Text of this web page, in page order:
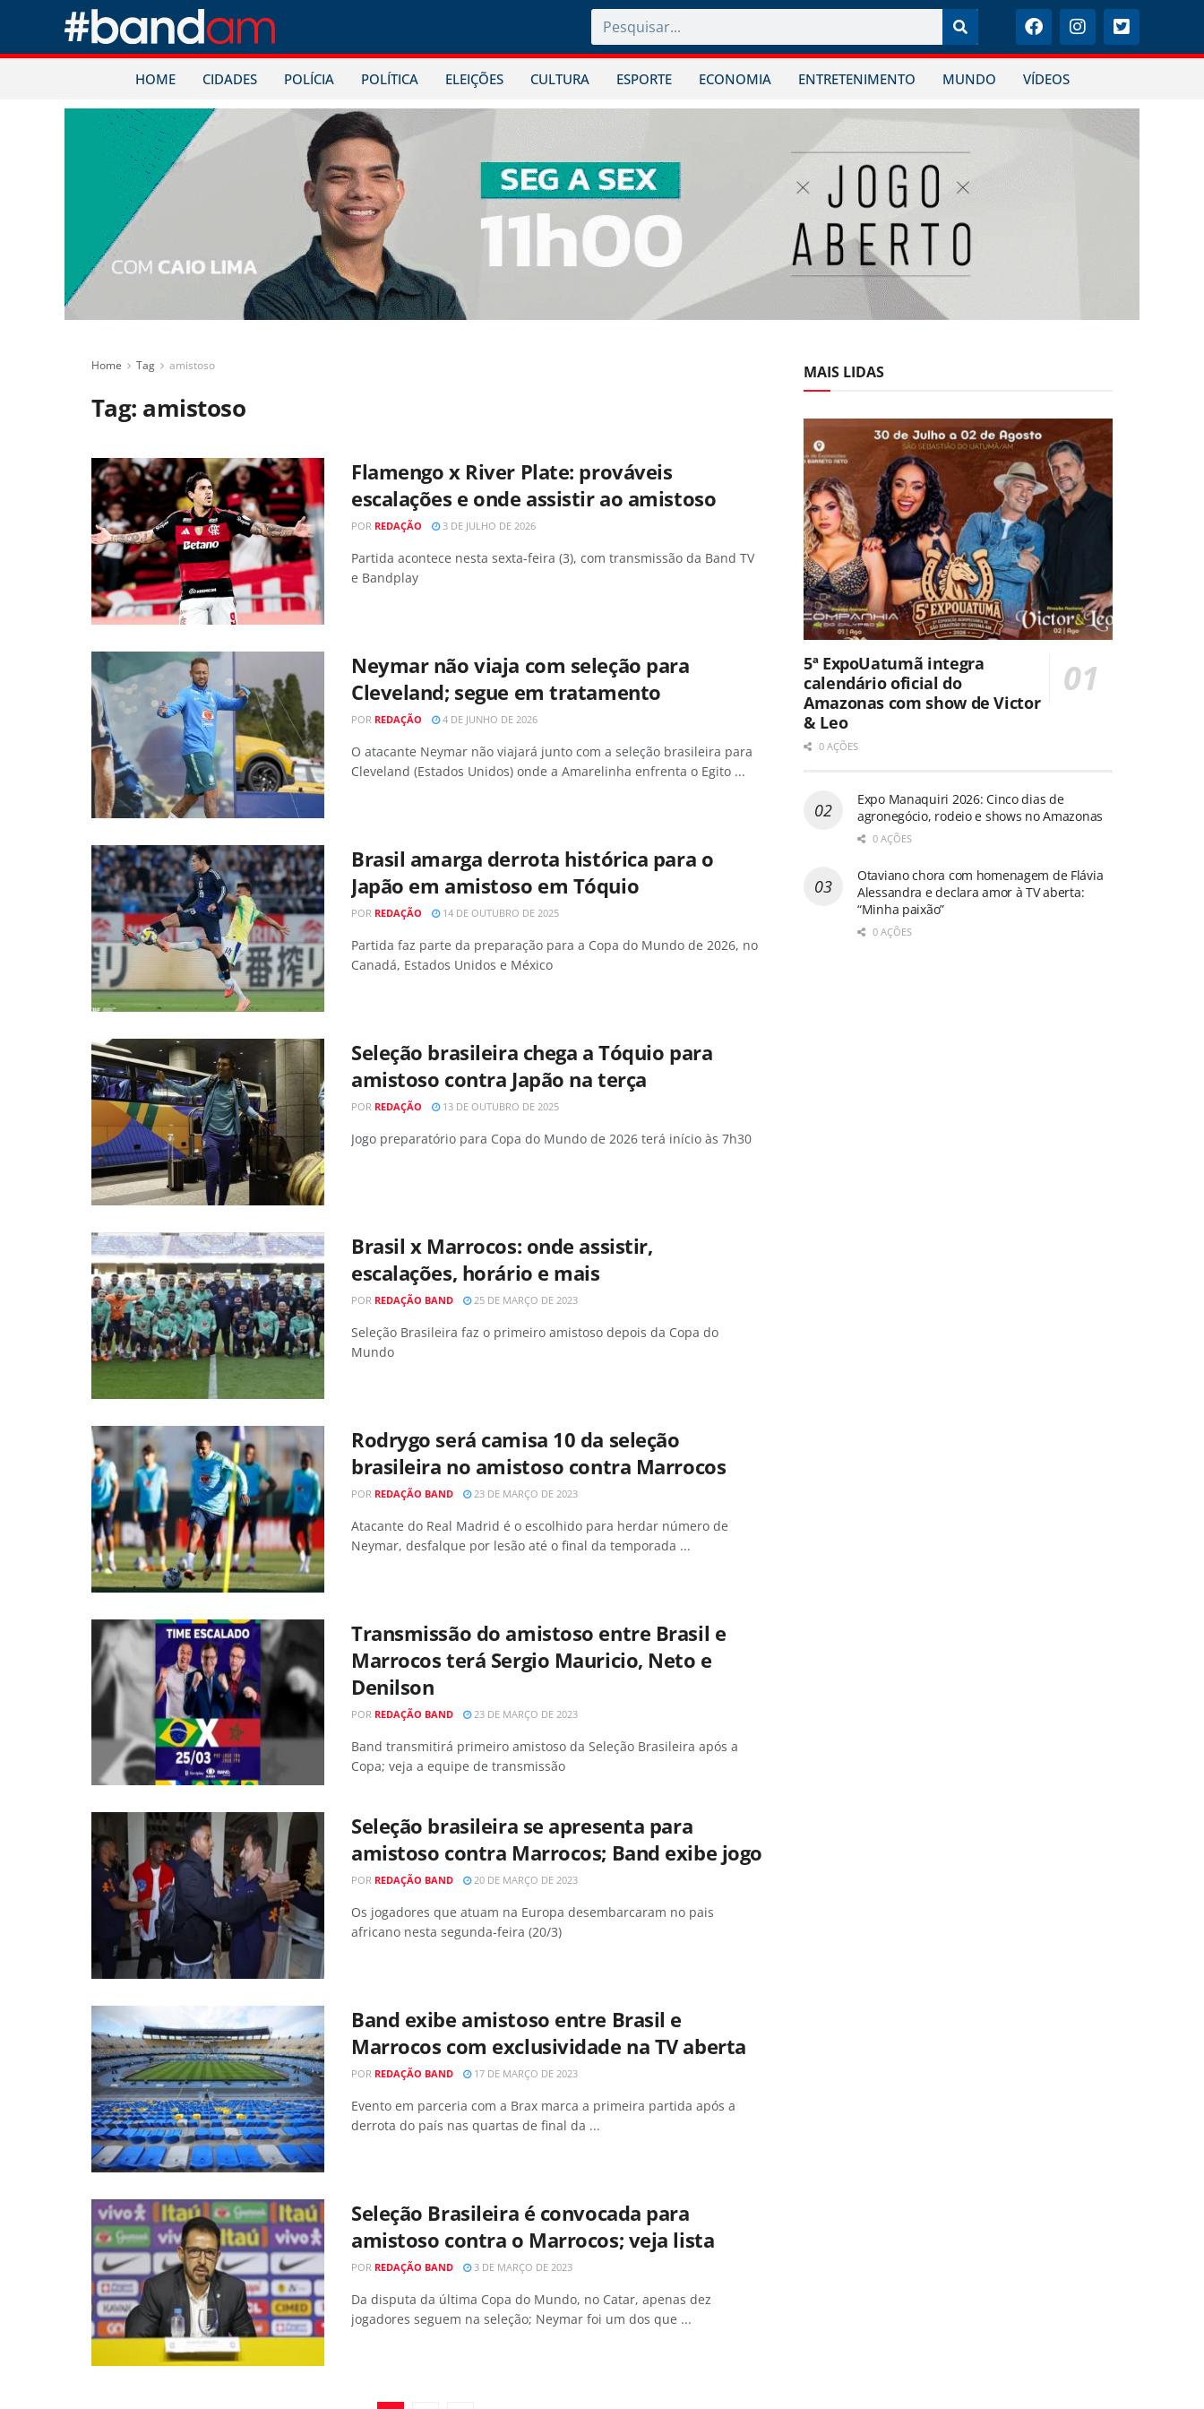
HOME CIDADES POLÍCIA POLÍTICA ELEIÇÕES CULTURA ESPORTE ECONOMIA ENTRETENIMENTO MUNDO VÍDEOS
Home Tag amistoso
Tag: amistoso
Flamengo x River Plate: prováveis
escalações e onde assistir ao amistoso
POR REDAÇÃO 3 DE JULHO DE 2026
Partida acontece nesta sexta-feira (3), com transmissão da Band TV
e Bandplay
Neymar não viaja com seleção para
Cleveland; segue em tratamento
POR REDAÇÃO 4 DE JUNHO DE 2026
O atacante Neymar não viajará junto com a seleção brasileira para
Cleveland (Estados Unidos) onde a Amarelinha enfrenta o Egito ...
Brasil amarga derrota histórica para o
Japão em amistoso em Tóquio
POR REDAÇÃO 14 DE OUTUBRO DE 2025
Partida faz parte da preparação para a Copa do Mundo de 2026, no
Canadá, Estados Unidos e México
Seleção brasileira chega a Tóquio para
amistoso contra Japão na terça
POR REDAÇÃO 13 DE OUTUBRO DE 2025
Jogo preparatório para Copa do Mundo de 2026 terá início às 7h30
Brasil x Marrocos: onde assistir,
escalações, horário e mais
POR REDAÇÃO BAND 25 DE MARÇO DE 2023
Seleção Brasileira faz o primeiro amistoso depois da Copa do
Mundo
Rodrygo será camisa 10 da seleção
brasileira no amistoso contra Marrocos
POR REDAÇÃO BAND 23 DE MARÇO DE 2023
Atacante do Real Madrid é o escolhido para herdar número de
Neymar, desfalque por lesão até o final da temporada ...
Transmissão do amistoso entre Brasil e
Marrocos terá Sergio Mauricio, Neto e
Denilson
POR REDAÇÃO BAND 23 DE MARÇO DE 2023
Band transmitirá primeiro amistoso da Seleção Brasileira após a
Copa; veja a equipe de transmissão
Seleção brasileira se apresenta para
amistoso contra Marrocos; Band exibe jogo
POR REDAÇÃO BAND 20 DE MARÇO DE 2023
Os jogadores que atuam na Europa desembarcaram no pais
africano nesta segunda-feira (20/3)
Band exibe amistoso entre Brasil e
Marrocos com exclusividade na TV aberta
POR REDAÇÃO BAND 17 DE MARÇO DE 2023
Evento em parceria com a Brax marca a primeira partida após a
derrota do país nas quartas de final da ...
Seleção Brasileira é convocada para
amistoso contra o Marrocos; veja lista
POR REDAÇÃO BAND 3 DE MARÇO DE 2023
Da disputa da última Copa do Mundo, no Catar, apenas dez
jogadores seguem na seleção; Neymar foi um dos que ...
MAIS LIDAS
5ª ExpoUatumã integra
calendário oficial do
Amazonas com show de Victor
& Leo
0 AÇÕES
Expo Manaquiri 2026: Cinco dias de
agronegócio, rodeio e shows no Amazonas
0 AÇÕES
Otaviano chora com homenagem de Flávia
Alessandra e declara amor à TV aberta:
“Minha paixão”
0 AÇÕES